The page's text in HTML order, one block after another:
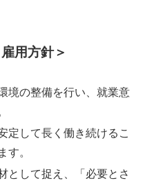
用方針＞
境の整備を行い、就業意
定して長く働き続けるこ
す。
として捉え、「必要とさ